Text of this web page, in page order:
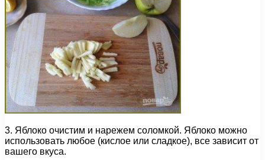
3. Яблоко очистим и нарежем соломкой. Яблоко можно
использовать любое (кислое или сладкое), все зависит от
вашего вкуса.